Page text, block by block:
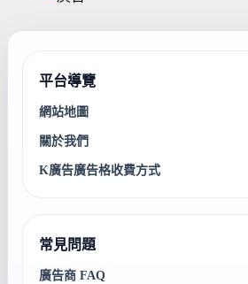
平台導覽
網站地圖
關於我們
K廣告廣告格收費方式
常見問題
廣告商 FAQ